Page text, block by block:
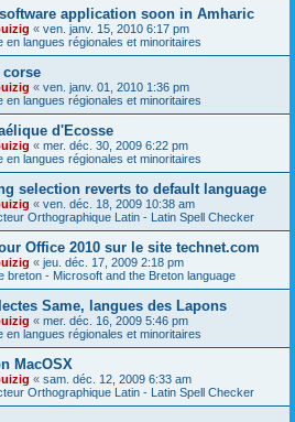
application soon in Amharic
« ven. janv. 15, 2010 6:17 pm
en langues régionales et minoritaires
« ven. janv. 01, 2010 1:36 pm
en langues régionales et minoritaires
d'Ecosse
« mer. déc. 30, 2009 6:22 pm
en langues régionales et minoritaires
selection reverts to default language
« ven. déc. 18, 2009 10:38 am
Orthographique Latin - Latin Spell Checker
Office 2010 sur le site technet.com
« jeu. déc. 17, 2009 2:18 pm
breton - Microsoft and the Breton language
Same, langues des Lapons
« mer. déc. 16, 2009 5:46 pm
en langues régionales et minoritaires
MacOSX
« sam. déc. 12, 2009 6:33 am
Orthographique Latin - Latin Spell Checker